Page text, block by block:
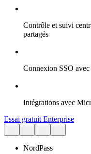
Contrôle et suivi
partagés
Connexion SSO
Intégrations avec
Essai gratuit Enterprise
NordPass